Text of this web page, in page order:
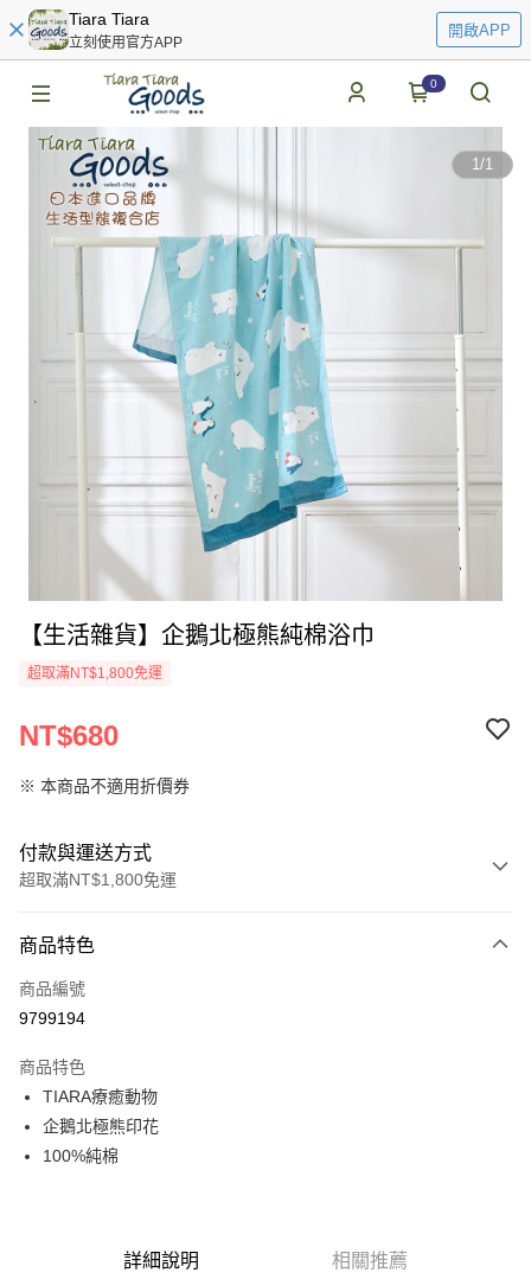
Tiara Tiara
立刻使用官方APP
開啟APP
0
1/1
【生活雜貨】企鵝北極熊純棉浴巾
超取滿NT$1,800免運
NT$680
※ 本商品不適用折價券
付款與運送方式
超取滿NT$1,800免運
信用卡一次付款
超商取貨付款
街口支付
悠遊付
AFTEE先享後付是「在收到商品之後才付款」的支付方式。 讓您購物簡單
商品特色
商品編號
9799194
商品特色
TIARA療癒動物
企鵝北極熊印花
100%純棉
詳細說明 相關推薦